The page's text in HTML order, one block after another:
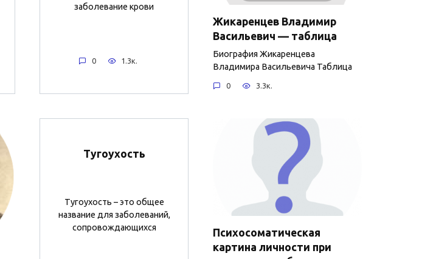
заболевание крови
0 1.3к.
Жикаренцев Владимир
Васильевич — таблица
Биография Жикаренцева
Владимира Васильевича Таблица
0 3.3к.
Тугоухость
Тугоухость – это общее
название для заболеваний,
сопровождающихся
Психосоматическая
картина личности при